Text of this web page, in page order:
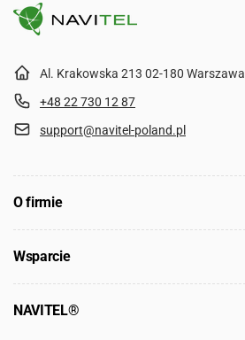
Al. Krakowska 213 02-180 Warszawa
+48 22 730 12 87
support@navitel-poland.pl
O firmie
Wsparcie
NAVITEL®